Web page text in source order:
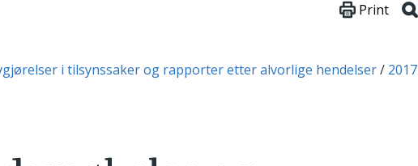
i tilsynssaker og rapporter etter alvorlige hendelser 2017
Print